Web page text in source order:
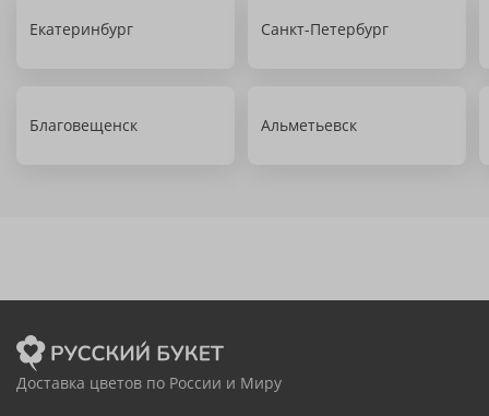
Екатеринбург Санкт-Петербург
Благовещенск Альметьевск
Доставка цветов по России и Миру